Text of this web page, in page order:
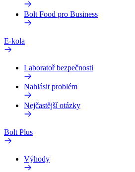
Bolt Food pro Business
E-kola
Laboratoř bezpečnosti
Nahlásit problém
Nejčastější otázky
Bolt Plus
Výhody